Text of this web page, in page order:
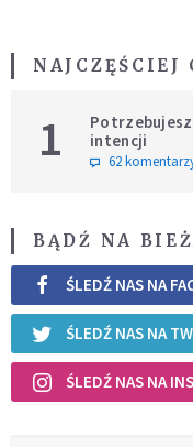
NAJCZĘŚCIEJ
1
intencji
62
BĄDŹ NA
ŚLEDŹ NAS NA
ŚLEDŹ NAS NA
ŚLEDŹ NAS NA